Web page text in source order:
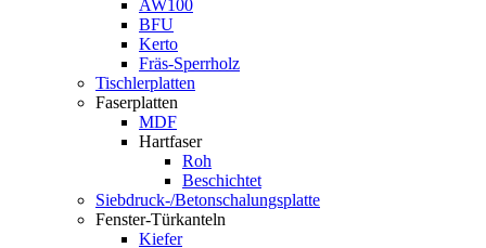
AW100
BFU
Kerto
Fräs-Sperrholz
Tischlerplatten
Faserplatten
MDF
Hartfaser
Roh
Beschichtet
Siebdruck-/Betonschalungsplatte
Fenster-Türkanteln
Kiefer